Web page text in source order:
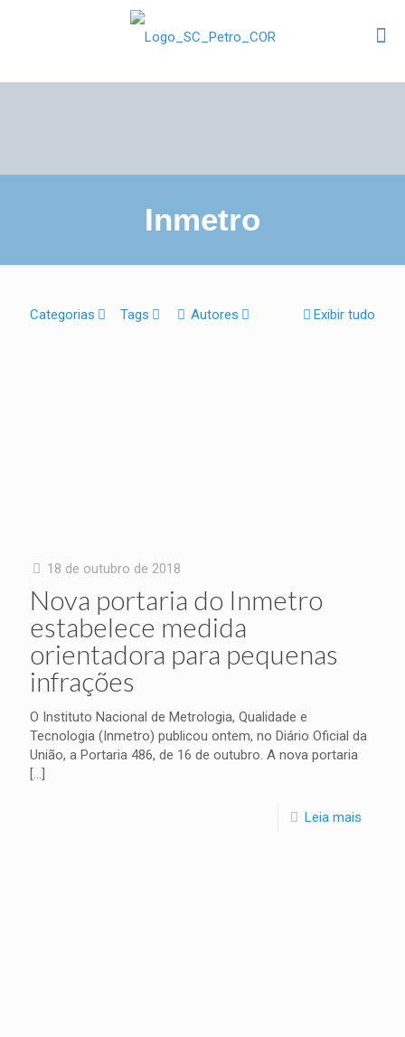
Inmetro
Categorias Tags Autores Exibir tudo
18 de outubro de 2018
Nova portaria do Inmetro
estabelece medida
orientadora para pequenas
infrações
O Instituto Nacional de Metrologia, Qualidade e
Tecnologia (Inmetro) publicou ontem, no Diário Oficial da
União, a Portaria 486, de 16 de outubro. A nova portaria
[…]
Leia mais